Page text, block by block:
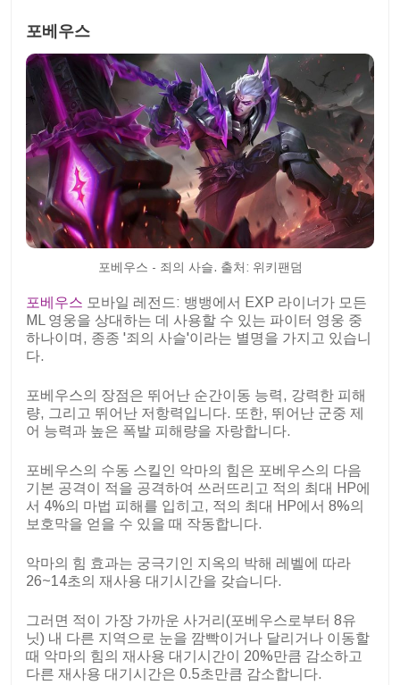
포베우스
포베우스 - 죄의 사슬. 출처: 위키팬덤
포베우스 모바일 레전드: 뱅뱅에서 EXP 라이너가 모든
ML 영웅을 상대하는 데 사용할 수 있는 파이터 영웅 중
하나이며, 종종 '죄의 사슬'이라는 별명을 가지고 있습니
다.
포베우스의 장점은 뛰어난 순간이동 능력, 강력한 피해
량, 그리고 뛰어난 저항력입니다. 또한, 뛰어난 군중 제
어 능력과 높은 폭발 피해량을 자랑합니다.
포베우스의 수동 스킬인 악마의 힘은 포베우스의 다음
기본 공격이 적을 공격하여 쓰러뜨리고 적의 최대 HP에
서 4%의 마법 피해를 입히고, 적의 최대 HP에서 8%의
보호막을 얻을 수 있을 때 작동합니다.
악마의 힘 효과는 궁극기인 지옥의 박해 레벨에 따라
26~14초의 재사용 대기시간을 갖습니다.
그러면 적이 가장 가까운 사거리(포베우스로부터 8유
닛) 내 다른 지역으로 눈을 깜빡이거나 달리거나 이동할
때 악마의 힘의 재사용 대기시간이 20%만큼 감소하고
다른 재사용 대기시간은 0.5초만큼 감소합니다.